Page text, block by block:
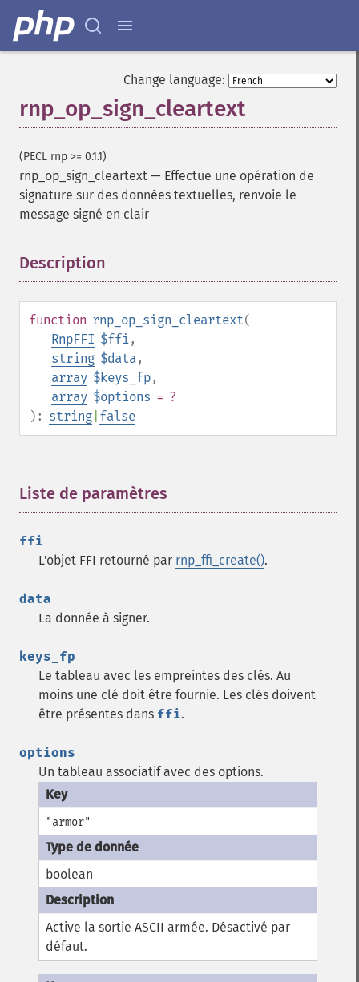
Change language:
rnp_op_sign_cleartext
(PECL rnp >= 0.1.1)
rnp_op_sign_cleartext — Effectue une opération de
signature sur des données textuelles, renvoie le
message signé en clair
Description
function rnp_op_sign_cleartext(
RnpFFI $ffi,
string $data,
array $keys_fp,
array $options = ?
): string false
Liste de paramètres
ffi
L'objet FFI retourné par rnp_ffi_create().
data
La donnée à signer.
keys_fp
Le tableau avec les empreintes des clés. Au
moins une clé doit être fournie. Les clés doivent
être présentes dans ffi.
options
Un tableau associatif avec des options.
"armor"
boolean
Active la sortie ASCII armée. Désactivé par
défaut.